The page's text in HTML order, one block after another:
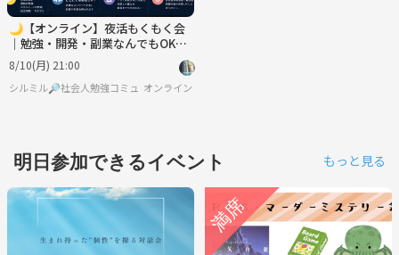
🌙【オンライン】夜活もくもく会
｜勉強・開発・副業なんでもOK！
交流会あり
8/10(月) 21:00
シルミル🔎社会人勉強コミュニティオンライン
明日参加できるイベント もっと見る